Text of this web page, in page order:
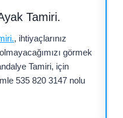
Tamiri.
, ihtiyaçlarınız
görmek
Tamiri, için
535 820 3147 nolu